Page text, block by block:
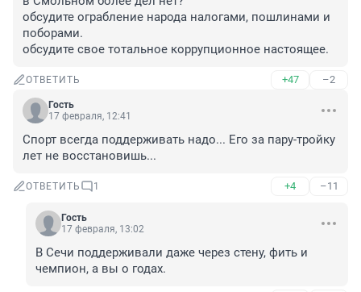
обсудите ограбление народа налогами, пошлинами и
поборами.
обсудите свое тотальное коррупционное настоящее.
ОТВЕТИТЬ +47 –2
Гость
17 февраля, 12:41
Спорт всегда поддерживать надо... Его за пару-тройку
лет не восстановишь...
ОТВЕТИТЬ 1 +4 –11
Гость
17 февраля, 13:02
В Сечи поддерживали даже через стену, фить и
чемпион, а вы о годах.